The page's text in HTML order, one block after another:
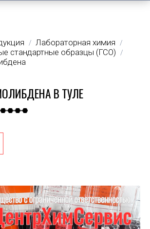
/ Лабораторная химия /
стандартные образцы (ГСО) /
В ТУЛЕ